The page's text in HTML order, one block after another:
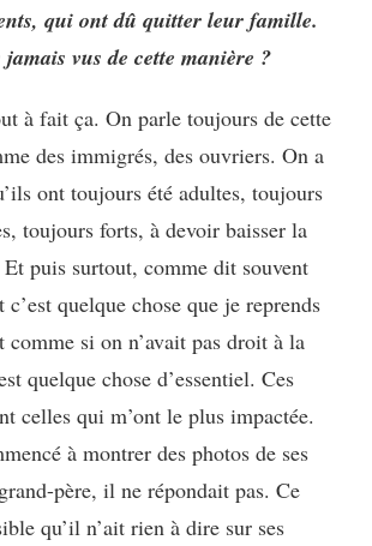
qui ont dû quitter leur famille.
jamais vus de cette manière ?
à fait ça. On parle toujours de cette
des immigrés, des ouvriers. On a
ont toujours été adultes, toujours
toujours forts, à devoir baisser la
Et puis surtout, comme dit souvent
c’est quelque chose que je reprends
comme si on n’avait pas droit à la
quelque chose d’essentiel. Ces
celles qui m’ont le plus impactée.
à montrer des photos de ses
père, il ne répondait pas. Ce
qu’il n’ait rien à dire sur ses